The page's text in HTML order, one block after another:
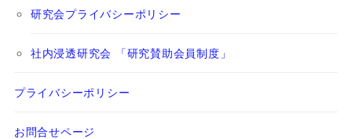
研究会プライバシーポリシー
社内浸透研究会 「研究賛助会員制度」
プライバシーポリシー
お問合せページ